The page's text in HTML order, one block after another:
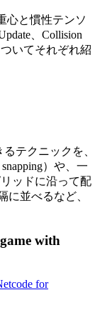
心と慣性テンソ
、Collision
ついてそれぞれ紹
テクニックを、
）や、一
リッドに沿って配
に並べるなど、
with
for